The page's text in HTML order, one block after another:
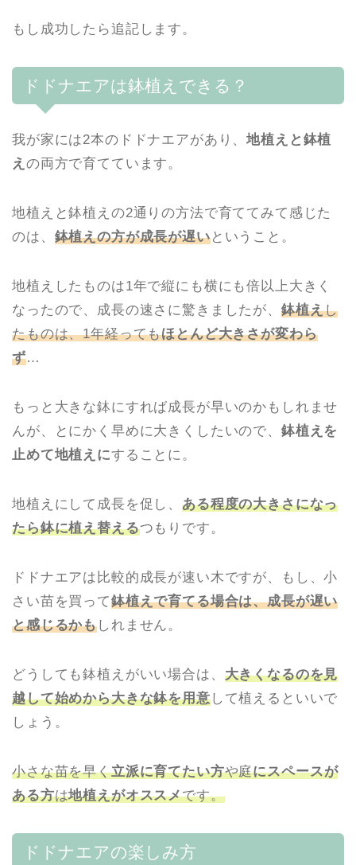
もし成功したら追記します。
ドドナエアは鉢植えできる？
我が家には2本のドドナエアがあり、地植えと鉢植
え の両方で育てています。
地植えと鉢植えの2通りの方法で育ててみて感じた
のは、 鉢植えの方が成長が遅いということ。
地植えしたものは1年で縦にも横にも倍以上大きく
なったので、成長の速さに驚きましたが、 鉢植えし
たものは、1年経ってもほとんど大きさが変わら
ず…
もっと大きな鉢にすれば成長が早いのかもしれませ
んが、とにかく早めに大きくしたいので、 鉢植えを
止めて地植えにすることに。
地植えにして成長を促し、ある程度の大きさになっ
たら鉢に植え替えるつもりです。
ドドナエアは比較的成長が速い木ですが、もし、小
さい苗を買って鉢植えで育てる場合は、成長が遅い
と感じるかもしれません。
どうしても鉢植えがいい場合は、 大きくなるのを見
越して始めから大きな鉢を用意して植えるといいで
しょう。
小さな苗を早く立派に育てたい方や庭にスペースが
ある方は地植えがオススメです。
ドドナエアの楽しみ方